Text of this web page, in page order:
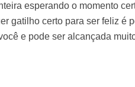
esperando o momento
gatilho certo para ser feliz é
e pode ser alcançada